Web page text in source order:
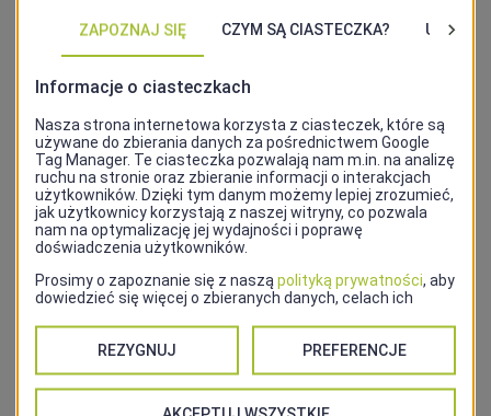
6.A Odrestaurowana Willa Lentza i nie tylko –
spacer wzdłuż al. Wojska Polskiego obok
budynków najbogatszych szczecinian, połączony
ze zwiedzaniem Willi Lentza. (max. liczba
uczestników – 25)
6.B Historia rodziny Lentz i jej Willi – zwiedzanie
Willi Lentza (max. liczba uczestników – 25,
Godzina i miejsce zbiórki:11:30, na al. Wojska
Polskiego 84, przed wejściem do willi
7. Książki i kafle – spacer po Śródmieściu
połączony z wizytą w Książnicy Pomorskiej i nowo
otwartym muzeum historii pieców kaflowych
(max. liczba uczestników – 20).